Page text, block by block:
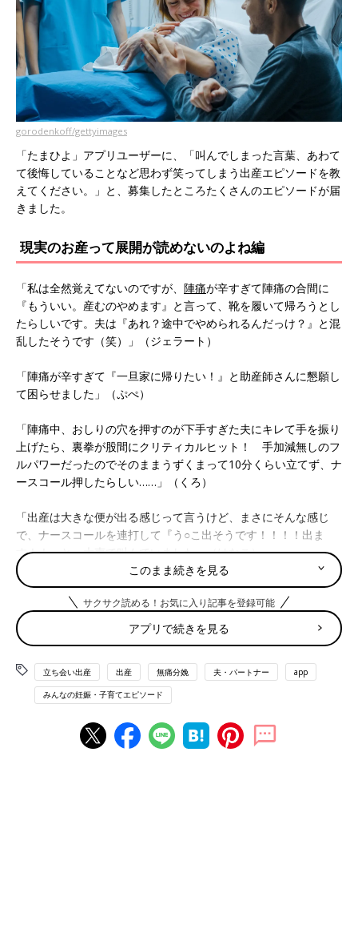
gorodenkoff/gettyimages
「たまひよ」アプリユーザーに、「叫んでしまった言葉、あわて
て後悔していることなど思わず笑ってしまう出産エピソードを教
えてください。」と、募集したところたくさんのエピソードが届
きました。
現実のお産って展開が読めないのよね編
「私は全然覚えてないのですが、 陣痛が辛すぎて陣痛の合間に
『もういい。産むのやめます』と言って、靴を履いて帰ろうとし
たらしいです。夫は『あれ？途中でやめられるんだっけ？』と混
乱したそうです（笑）」（ジェラート）
「陣痛が辛すぎて『一旦家に帰りたい！』と助産師さんに懇願し
て困らせました」（ぷぺ）
「陣痛中、おしりの穴を押すのが下手すぎた夫にキレて手を振り
上げたら、裏拳が股間にクリティカルヒット！ 手加減無しのフ
ルパワーだったのでそのままうずくまって10分くらい立てず、ナ
ースコール押したらしい……」（くろ）
「出産は大きな便が出る感じって言うけど、まさにそんな感じ
で、ナースコールを連打して『う○こ出そうです！！！！出ま
す！！』と、大声で叫んでいました」（はなこ）
「もう産まれるー！っていきんだら、娘ではなくオナラが出て笑
った」（わらび）
「促進剤を使ってもまったくお産が進まず、
となりまし
から『指しゃぶってるねー！出てくる気なかったね、この子』
と、言われて緊張や不安が吹き飛んで笑ってしまいました」（み
でしたが、子宮口が4㎝になるまでは麻酔が打たれず
このまま続きを見る
サクサク読める！お気に入り記事を登録可能
アプリで続きを見る
立ち会い出産 出産 無痛分娩 夫・パートナー app
みんなの妊娠・子育てエピソード